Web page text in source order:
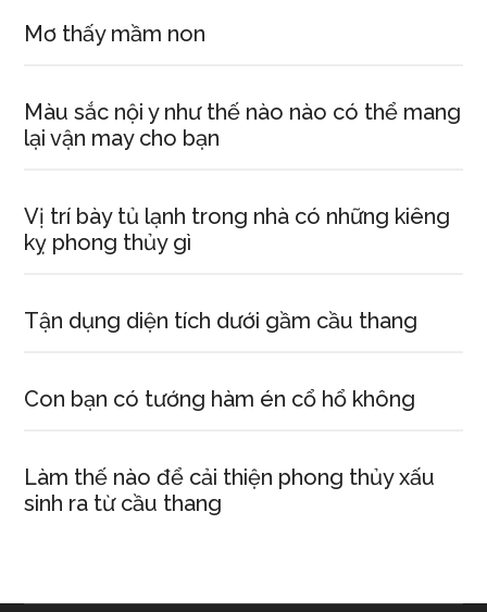
Mơ thấy mầm non
Màu sắc nội y như thế nào nào có thể mang
lại vận may cho bạn
Vị trí bày tủ lạnh trong nhà có những kiêng
kỵ phong thủy gì
Tận dụng diện tích dưới gầm cầu thang
Con bạn có tướng hàm én cổ hổ không
Làm thế nào để cải thiện phong thủy xấu
sinh ra từ cầu thang